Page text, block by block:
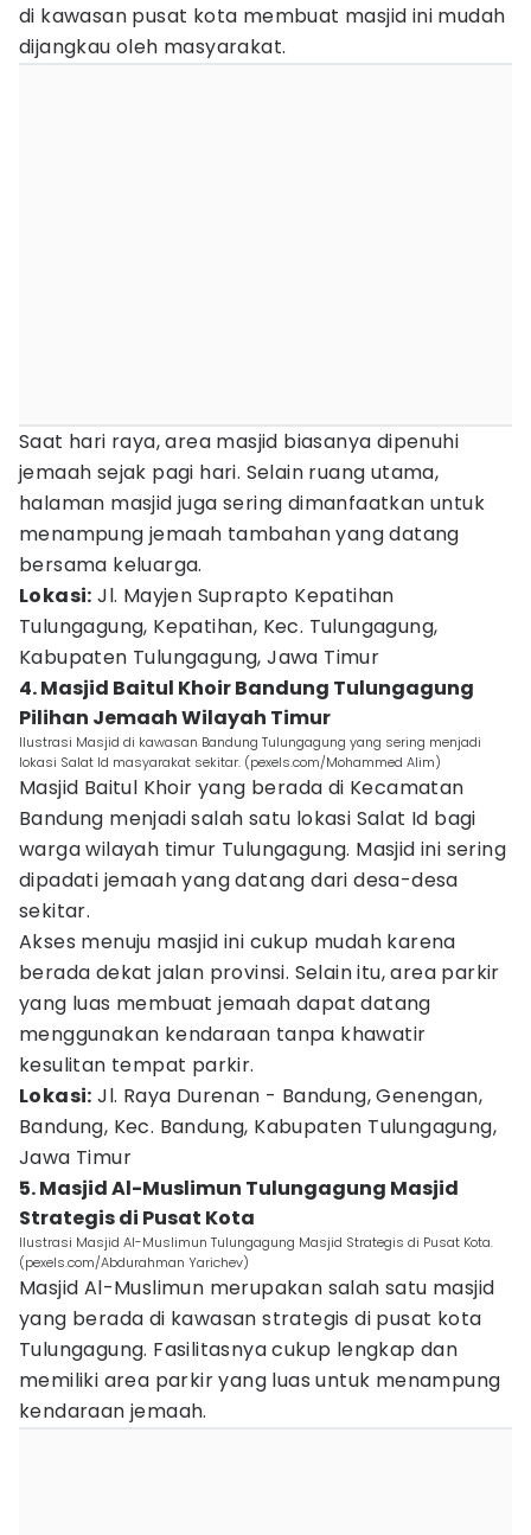
di kawasan pusat kota membuat masjid ini mudah
dijangkau oleh masyarakat.
Saat hari raya, area masjid biasanya dipenuhi
jemaah sejak pagi hari. Selain ruang utama,
halaman masjid juga sering dimanfaatkan untuk
menampung jemaah tambahan yang datang
bersama keluarga.
Lokasi: Jl. Mayjen Suprapto Kepatihan
Tulungagung, Kepatihan, Kec. Tulungagung,
Kabupaten Tulungagung, Jawa Timur
4. Masjid Baitul Khoir Bandung Tulungagung
Pilihan Jemaah Wilayah Timur
Ilustrasi Masjid di kawasan Bandung Tulungagung yang sering menjadi
lokasi Salat Id masyarakat sekitar. (pexels.com/Mohammed Alim)
Masjid Baitul Khoir yang berada di Kecamatan
Bandung menjadi salah satu lokasi Salat Id bagi
warga wilayah timur Tulungagung. Masjid ini sering
dipadati jemaah yang datang dari desa-desa
sekitar.
Akses menuju masjid ini cukup mudah karena
berada dekat jalan provinsi. Selain itu, area parkir
yang luas membuat jemaah dapat datang
menggunakan kendaraan tanpa khawatir
kesulitan tempat parkir.
Lokasi: Jl. Raya Durenan - Bandung, Genengan,
Bandung, Kec. Bandung, Kabupaten Tulungagung,
Jawa Timur
5. Masjid Al-Muslimun Tulungagung Masjid
Strategis di Pusat Kota
Ilustrasi Masjid Al-Muslimun Tulungagung Masjid Strategis di Pusat Kota.
(pexels.com/Abdurahman Yarichev)
Masjid Al-Muslimun merupakan salah satu masjid
yang berada di kawasan strategis di pusat kota
Tulungagung. Fasilitasnya cukup lengkap dan
memiliki area parkir yang luas untuk menampung
kendaraan jemaah.